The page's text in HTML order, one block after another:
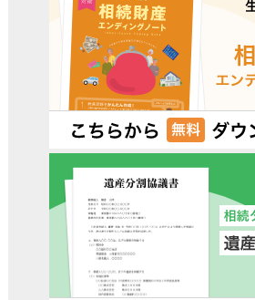
受付時間 平日9:00–19:00 /